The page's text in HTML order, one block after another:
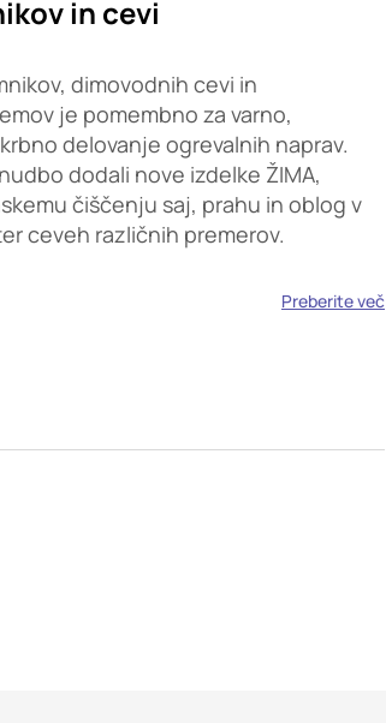
in cevi
dimovodnih cevi in
je pomembno za varno,
delovanje ogrevalnih naprav.
dodali nove izdelke ŽIMA,
čiščenju saj, prahu in oblog v
ceveh različnih premerov.
Preberite več